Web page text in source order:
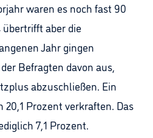
waren es noch fast 90
übertrifft aber die
Jahr gingen
Befragten davon aus,
abzuschließen. Ein
Prozent verkraften. Das
7,1 Prozent.